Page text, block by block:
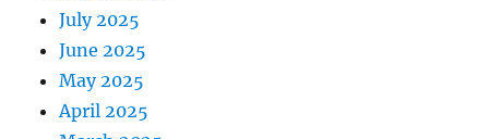
July 2025
June 2025
May 2025
April 2025